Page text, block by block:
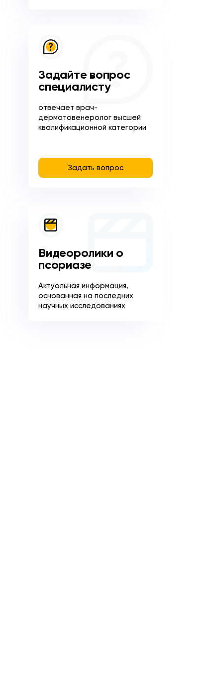
Задайте вопрос
специалисту
отвечает врач-
дерматовенеролог высшей
квалификационной категории
Задать вопрос
Видеоролики о
псориазе
Актуальная информация,
основанная на последних
научных исследованиях